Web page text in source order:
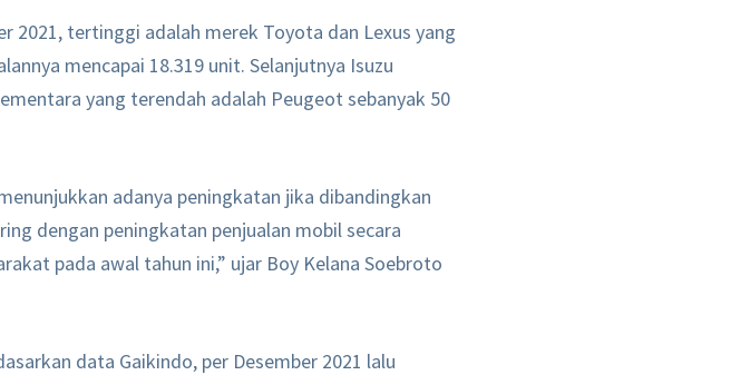
2021, tertinggi adalah merek Toyota dan Lexus yang
mencapai 18.319 unit. Selanjutnya Isuzu
yang terendah adalah Peugeot sebanyak 50
adanya peningkatan jika dibandingkan
dengan peningkatan penjualan mobil secara
pada awal tahun ini,” ujar Boy Kelana Soebroto
data Gaikindo, per Desember 2021 lalu